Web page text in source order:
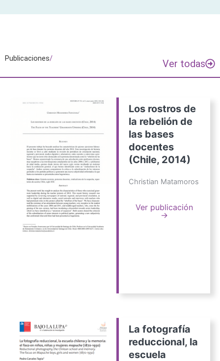
Publicaciones/ Ver todas
Los rostros de
la rebelión de
las bases
docentes
(Chile, 2014)
Christian Matamoros
Ver publicación
→
La fotografía
reduccional, la
escuela